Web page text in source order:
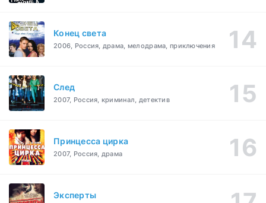
Конец света
2006, Россия, драма, мелодрама, приключения
След
2007, Россия, криминал, детектив
Принцесса цирка
2007, Россия, драма
Эксперты